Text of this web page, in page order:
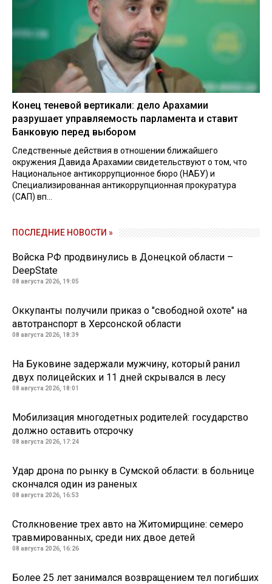
Конец теневой вертикали: дело Арахамии
разрушает управляемость парламента и ставит
Банковую перед выбором
Следственные действия в отношении ближайшего
окружения Давида Арахамии свидетельствуют о том, что
Национальное антикоррупционное бюро (НАБУ) и
Специализированная антикоррупционная прокуратура
(САП) вп...
ПОСЛЕДНИЕ НОВОСТИ »
Войска РФ продвинулись в Донецкой области –
DeepState
08 августа 2026, 19:05
Оккупанты получили приказ о "свободной охоте" на
автотранспорт в Херсонской области
08 августа 2026, 18:39
На Буковине задержали мужчину, который ранил
двух полицейских и 11 дней скрывался в лесу
08 августа 2026, 18:01
Мобилизация многодетных родителей: государство
должно оставить отсрочку
08 августа 2026, 17:24
Удар дрона по рынку в Сумской области: в больнице
скончался один из раненых
08 августа 2026, 16:53
Столкновение трех авто на Житомирщине: семеро
травмированных, среди них двое детей
08 августа 2026, 16:26
Более 25 лет занимался возвращением тел погибших